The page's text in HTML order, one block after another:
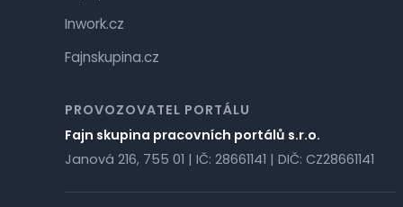
Inwork.cz
Fajnskupina.cz
PROVOZOVATEL PORTÁLU
Fajn skupina pracovních portálů s.r.o.
Janová 216, 755 01 | IČ: 28661141 | DIČ: CZ28661141